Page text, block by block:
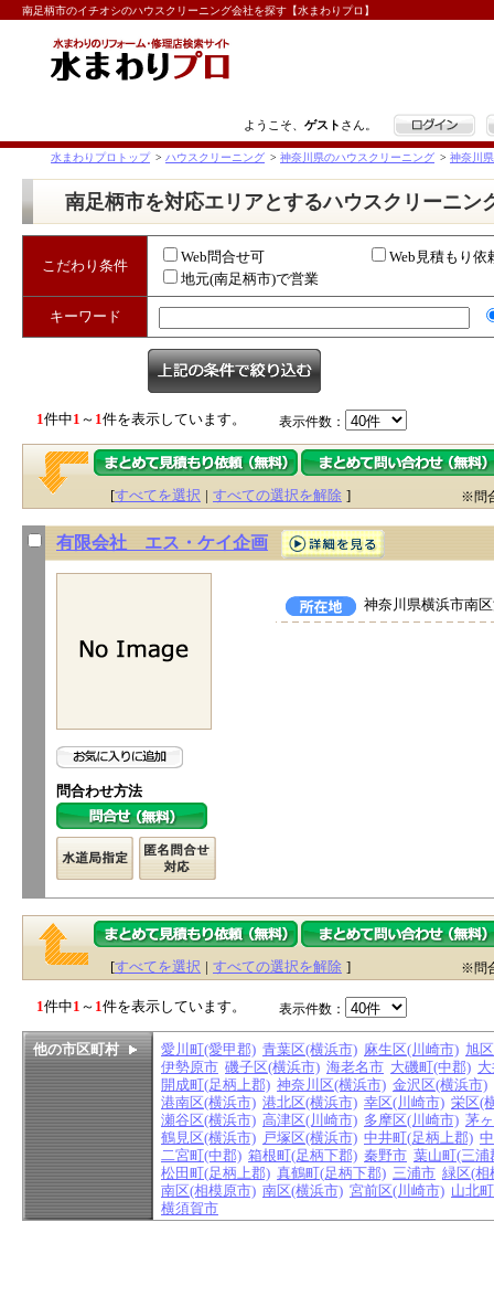
南足柄市のイチオシのハウスクリーニング会社を探す【水まわりプロ】
ようこそ、 ゲスト さん。 ログイン
水まわりプロトップ > ハウスクリーニング > 神奈川県のハウスクリーニング > 神奈川
南足柄市を対応エリアとするハウスクリーニン
こだわり条件
Web問合せ可
Web見積もり依
地元(南足柄市)で営業
キーワード
1件中1 ～ 1件を表示しています。 表示件数：
[すべてを選択 | すべての選択を解除 ] ※問
有限会社 エス・ケイ企画
問合わせ方法
神奈川県横浜市南
[すべてを選択 | すべての選択を解除 ] ※問
1件中1 ～ 1件を表示しています。 表示件数：
他の市区町村 愛川町(愛甲郡) 青葉区(横浜市) 麻生区(川崎市) 旭
伊勢原市 磯子区(横浜市) 海老名市 大磯町(中郡)
開成町(足柄上郡) 神奈川区(横浜市) 金沢区(横浜市)
港南区(横浜市) 港北区(横浜市) 幸区(川崎市) 栄区(
瀬谷区(横浜市) 高津区(川崎市) 多摩区(川崎市) 茅
鶴見区(横浜市) 戸塚区(横浜市) 中井町(足柄上郡)
二宮町(中郡) 箱根町(足柄下郡) 秦野市 葉山町(三浦
松田町(足柄上郡) 真鶴町(足柄下郡) 三浦市 緑区(相
南区(相模原市) 南区(横浜市) 宮前区(川崎市) 山北
横須賀市